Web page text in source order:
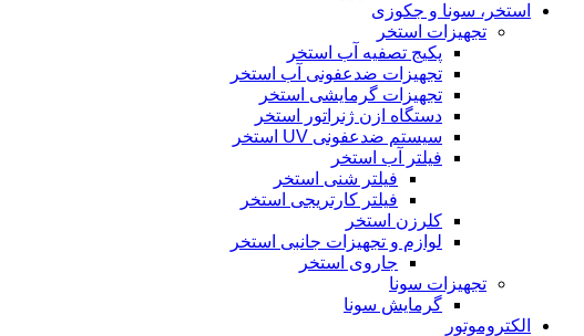
استخر، سونا و جکوزی
تجهیزات استخر
پکیج تصفیه آب استخر
تجهیزات ضدعفونی آب استخر
تجهیزات گرمایشی استخر
دستگاه ازن ژنراتور استخر
سیستم ضدعفونی UV استخر
فیلتر آب استخر
فیلتر شنی استخر
فیلتر کارتریجی استخر
کلرزن استخر
لوازم و تجهیزات جانبی استخر
جاروی استخر
تجهیزات سونا
گرمایش سونا
الکتروموتور